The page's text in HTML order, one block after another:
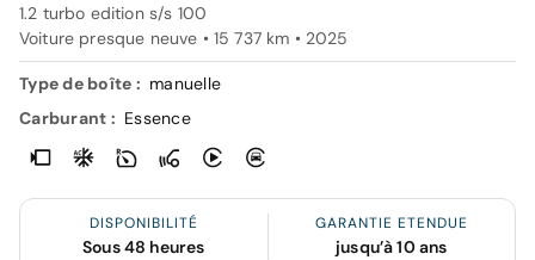
1.2 turbo edition s/s 100
Voiture presque neuve • 15 737 km • 2025
Type de boîte : manuelle
Carburant : Essence
DISPONIBILITÉ
Sous 48 heures
GARANTIE ETENDUE
jusqu’à 10 ans